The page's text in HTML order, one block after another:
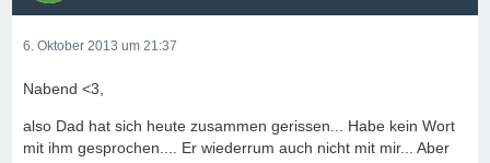
6. Oktober 2013 um 21:37
Nabend <3,
also Dad hat sich heute zusammen gerissen... Habe kein Wort
mit ihm gesprochen.... Er wiederrum auch nicht mit mir... Aber